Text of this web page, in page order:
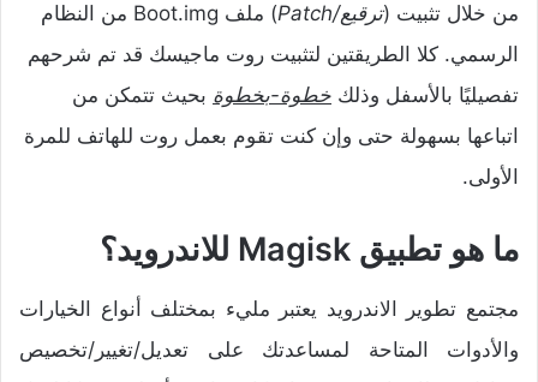
من خلال تثبيت (ترقيع/Patch
) ملف Boot.img من النظام
الرسمي. كلا الطريقتين لتثبيت روت ماجيسك قد تم شرحهم
تفصيليًا بالأسفل وذلك خطوة-بخطوة بحيث تتمكن من
اتباعها بسهولة حتى وإن كنت تقوم بعمل روت للهاتف للمرة
الأولى.
ما هو تطبيق Magisk للاندرويد؟
مجتمع تطوير الاندرويد يعتبر مليء بمختلف أنواع الخيارات
والأدوات المتاحة لمساعدتك على تعديل/تغيير/تخصيص